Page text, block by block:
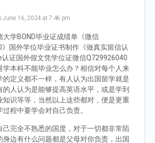
June 16, 2024 at 7:46 pm
大学BOND毕业证成绩单《微信
国外学位毕业证书制作《做真实留信认
证国外假文凭学位证微信Q729926040
学本科不能毕业怎么办？相信对每个人来
的定义都不一样，有人认为出国留学就是
的人认为是能够提高英语水平，或是学到
知识等等，当然以上这些都对，便是更重
程中要学会对自己负责。
己完全不熟悉的国度，对于一切都非常陌
身边有什么问题都是父母对你负责，出国